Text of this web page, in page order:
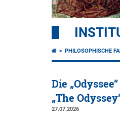
PHILOSOPHISCHE
Die
„The
27.07.2026